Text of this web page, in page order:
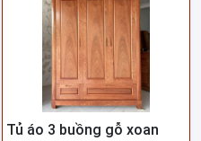
Tủ áo 3 buồng gỗ xoan